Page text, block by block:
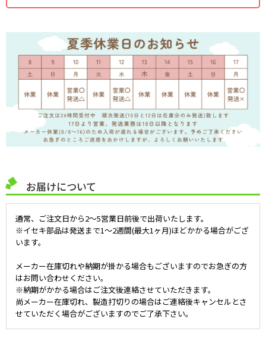
お届けについて
通常、ご注文日から2～5営業日前後で出荷いたします。
※イセキ部品は発送まで1～2週間(最大1ヶ月)ほどかかる場合がござ
います。
メーカー在庫切れや納期が掛かる場合もございますのでお急ぎの方
はお問い合わせください。
※納期がかかる場合はご注文後連絡させていただきます。
尚メーカー在庫切れ、製造打切りの場合はご連絡後キャンセルとさ
せていただく場合がございますのでご了承下さい。